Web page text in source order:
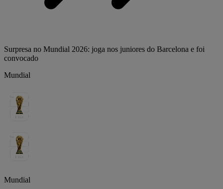
Surpresa no Mundial 2026: joga nos juniores do Barcelona e foi
convocado
Mundial
Mundial